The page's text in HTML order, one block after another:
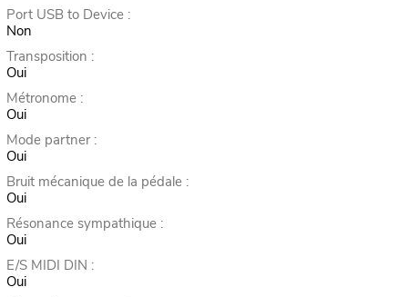
Port USB to Device :
Non
Transposition :
Oui
Métronome :
Oui
Mode partner :
Oui
Bruit mécanique de la pédale :
Oui
Résonance sympathique :
Oui
E/S MIDI DIN :
Oui